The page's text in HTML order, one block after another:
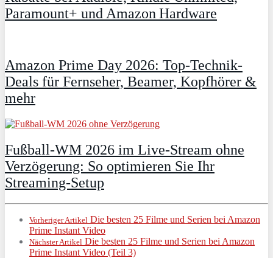
Paramount+ und Amazon Hardware
Amazon Prime Day 2026: Top-Technik-
Deals für Fernseher, Beamer, Kopfhörer &
mehr
Fußball-WM 2026 im Live-Stream ohne
Verzögerung: So optimieren Sie Ihr
Streaming-Setup
Vorheriger Artikel Die besten 25 Filme und Serien bei Amazon
Prime Instant Video
Nächster Artikel Die besten 25 Filme und Serien bei Amazon
Prime Instant Video (Teil 3)